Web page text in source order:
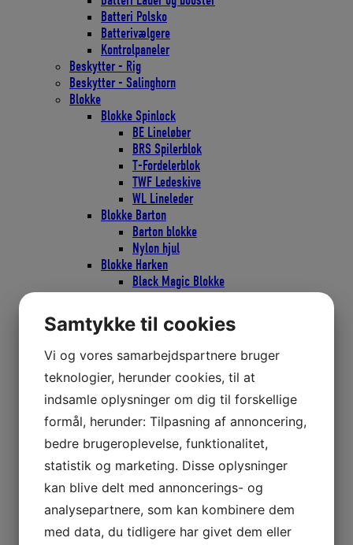
Batteri Polsko
Batterivælgere
Kontrolpaneler
Beskytter - Rig
Beskytter - Salinghorn
Blokke
Blokke Spinlock
BE Lineløber
BRS Spilerblok
T-Fordelerblok
TWF Ledeskive
WL Lineleder
Blokke Barton
Barton blokke
Nylon hjul
Blokke Harken
Black Magic Blokke
Black Magic Blokke 57mm
Black Magic Blokke 75mm
CARBO AIR Blokke
CARBO AIR Blokke 29mm
CARBO AIR Blokke 40mm
CARBO AIR Blokke 57mm
CARBO AIR Blokke 75mm
CARBO Ratchamatic Skraldeblokke
CARBO Ratchamatic Skraldeblokke
57mm
CARBO Ratchamatic Skraldeblokke
75mm
CARBO Skraldeblokke
CARBO Skraldeblok 40mm
Samtykke til cookies
Vi og vores samarbejdspartnere bruger
teknologier, herunder cookies, til at
indsamle oplysninger om dig til forskellige
formål, herunder: Tilpasning af annoncering,
bedre brugeroplevelse, funktionalitet,
statistik og marketing. Disse oplysninger
kan blive delt med annoncerings- og
analysepartnere, som kan kombinere dem
med data, du tidligere har givet dem eller